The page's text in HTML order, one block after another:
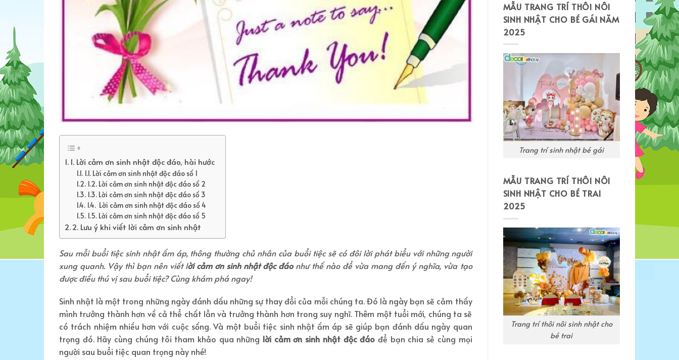
1. Lời cảm ơn sinh nhật độc đáo, hài hước
1.1. Lời cảm ơn sinh nhật độc đáo số 1
1.2. Lời cảm ơn sinh nhật độc đáo số 2
1.3. Lời cảm ơn sinh nhật độc đáo số 3
1.4. Lời cảm ơn sinh nhật độc đáo số 4
1.5. Lời cảm ơn sinh nhật độc đáo số 5
2. Lưu ý khi viết lời cảm ơn sinh nhật
Sau mỗi buổi tiệc sinh nhật ấm áp, thông thường chủ nhân của buổi tiệc sẽ có đôi lời phát biểu với những người
xung quanh. Vậy thì bạn nên viết lời cảm ơn sinh nhật độc đáonhư thế nào để vừa mang đến ý nghĩa, vừa tạo
được điều thú vị sau buổi tiệc? Cùng khám phá ngay!
Sinh nhật là một trong những ngày đánh dấu những sự thay đổi của mỗi chúng ta. Đó là ngày bạn sẽ cảm thấy
mình trưởng thành hơn về cả thể chất lẫn và trưởng thành hơn trong suy nghĩ. Thêm một tuổi mới, chúng ta sẽ
có trách nhiệm nhiều hơn với cuộc sống. Và một buổi tiệc sinh nhật ấm áp sẽ giúp bạn đánh dấu ngày quan
trọng đó. Hãy cùng chúng tôi tham khảo qua những lời cảm ơn sinh nhật độc đáo để bạn chia sẻ cùng mọi
người sau buổi tiệc quan trọng này nhé!
MẪU TRANG TRÍ THÔI NÔI
SINH NHẬT CHO BÉ GÁI NĂM
2025
Trang trí sinh nhật bé gái
MẪU TRANG TRÍ THÔI NÔI
SINH NHẬT CHO BÉ TRAI
2025
Trang trí thôi nôi sinh nhật cho
bé trai